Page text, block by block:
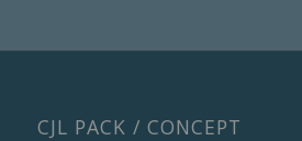
CJL PACK / CONCEPT